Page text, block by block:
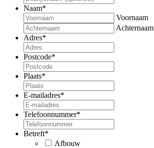
Naam*
Voornaam
Achternaam
Adres*
Postcode*
Plaats*
E-mailadres*
Telefoonnummer*
Betreft*
Afbouw